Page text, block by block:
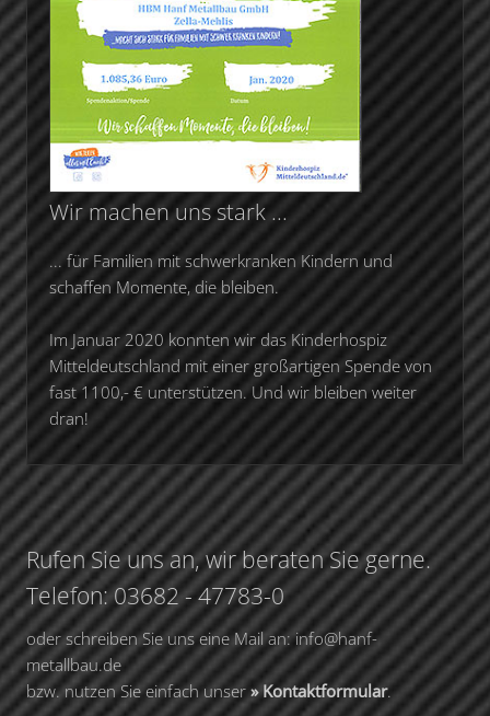
Wir machen uns stark ...
... für Familien mit schwerkranken Kindern und
schaffen Momente, die bleiben.
Im Januar 2020 konnten wir das Kinderhospiz
Mitteldeutschland mit einer großartigen Spende von
fast 1100,- € unterstützen. Und wir bleiben weiter
dran!
Rufen Sie uns an, wir beraten Sie gerne.
Telefon: 03682 - 47783-0
oder schreiben Sie uns eine Mail an: info@hanf-
metallbau.de
bzw. nutzen Sie einfach unser» Kontaktformular.